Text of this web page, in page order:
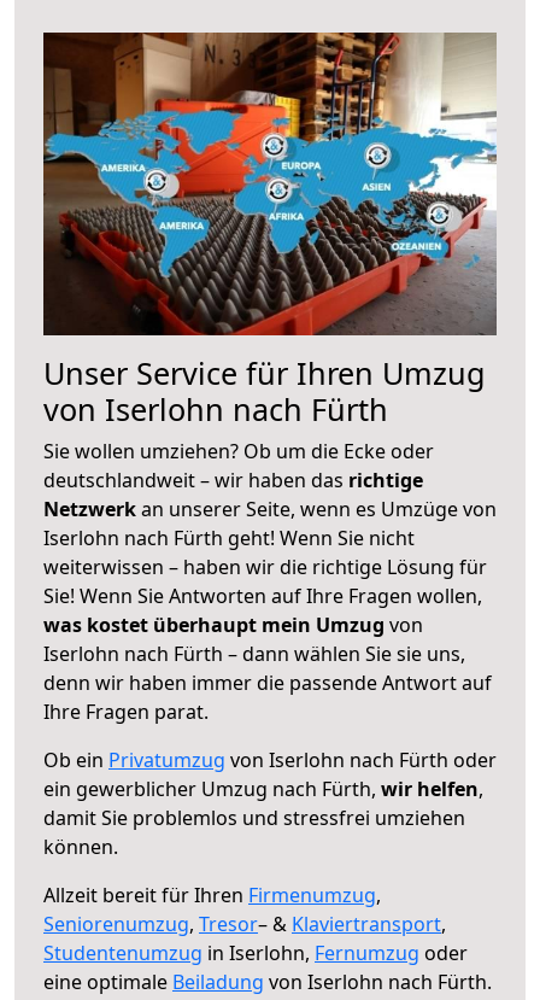
Unser Service für Ihren Umzug
von Iserlohn nach Fürth
Sie wollen umziehen? Ob um die Ecke oder
deutschlandweit – wir haben das richtige
Netzwerkan unserer Seite, wenn es Umzüge von
Iserlohn nach Fürth geht! Wenn Sie nicht
weiterwissen – haben wir die richtige Lösung für
Sie! Wenn Sie Antworten auf Ihre Fragen wollen,
was kostet überhaupt mein Umzug von
Iserlohn nach Fürth – dann wählen Sie sie uns,
denn wir haben immer die passende Antwort auf
Ihre Fragen parat.
Ob ein Privatumzug von Iserlohn nach Fürth oder
ein gewerblicher Umzug nach Fürth, wir helfen,
damit Sie problemlos und stressfrei umziehen
können.
Allzeit bereit für Ihren Firmenumzug,
Seniorenumzug, Tresor– & Klaviertransport,
Studentenumzug in Iserlohn, Fernumzug oder
eine optimale Beiladung von Iserlohn nach Fürth.